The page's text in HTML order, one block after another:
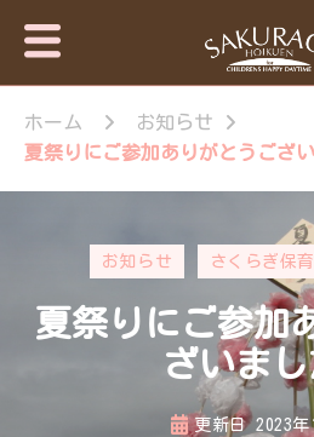
町
設
案
教
日
さ
だ
ぎ
ど
ん
め
ホーム
お知らせ
夏祭りにご参加ありがとうござい
お知らせ さくらぎ保
夏祭りにご参加
ざいま
更新日2023